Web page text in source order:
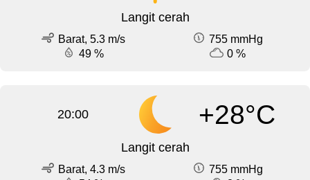
Langit cerah
Barat, 5.3 m/s
755 mmHg
49 %
0 %
20:00 +28°C
Langit cerah
Barat, 4.3 m/s
755 mmHg